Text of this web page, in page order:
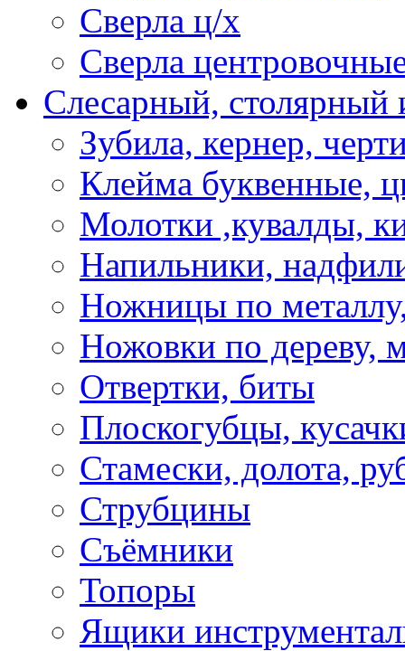
Сверла ц/х
Сверла
Слесарный, столярный
Зубила, кернер,
Клейма буквенные,
Молотки ,кувалды,
Напильники,
Ножницы по
Ножовки по дереву,
Отвертки, биты
Плоскогубцы,
Стамески, долота,
Струбцины
Съёмники
Топоры
Ящики